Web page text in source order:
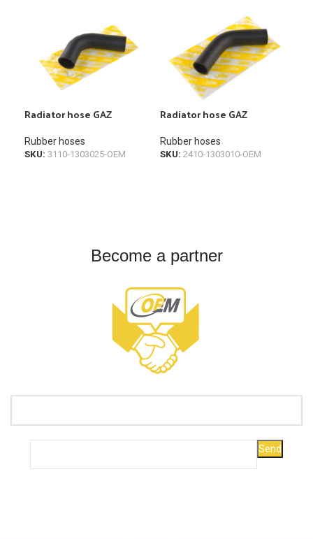
Radiator hose GAZ
Rubber hoses
SKU: 3110-1303025-OEM
Radiator hose GAZ
Rubber hoses
SKU: 2410-1303010-OEM
Become a partner